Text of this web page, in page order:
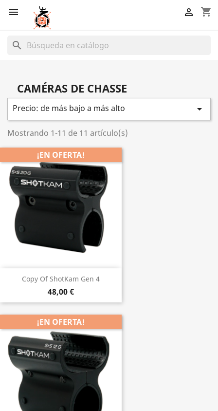
 shopping_cart

search
CAMÉRAS DE CHASSE
Precio: de más bajo a más alto 
Mostrando 1-11 de 11 artículo(s)
Copy Of ShotKam Gen 4
48,00 €
¡EN OFERTA!
¡EN OFERTA!